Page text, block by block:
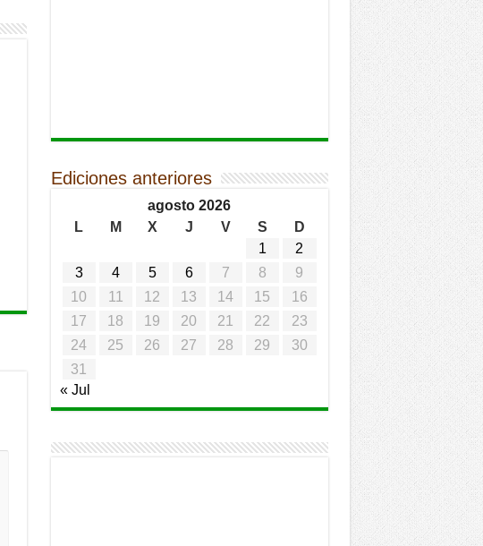
Ediciones anteriores
agosto 2026
L
M X J V S
D
1
2
3
4 5 6 7 8
9
10
11 12 13 14 15
16
17
18 19 20 21 22
23
24
25 26 27 28 29
30
31
« Jul